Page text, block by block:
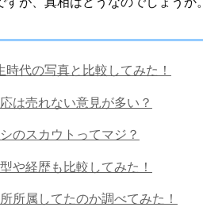
代の写真と比較してみた！
は売れない意見が多い？
のスカウトってマジ？
や経歴も比較してみた！
所属してたのか調べてみた！